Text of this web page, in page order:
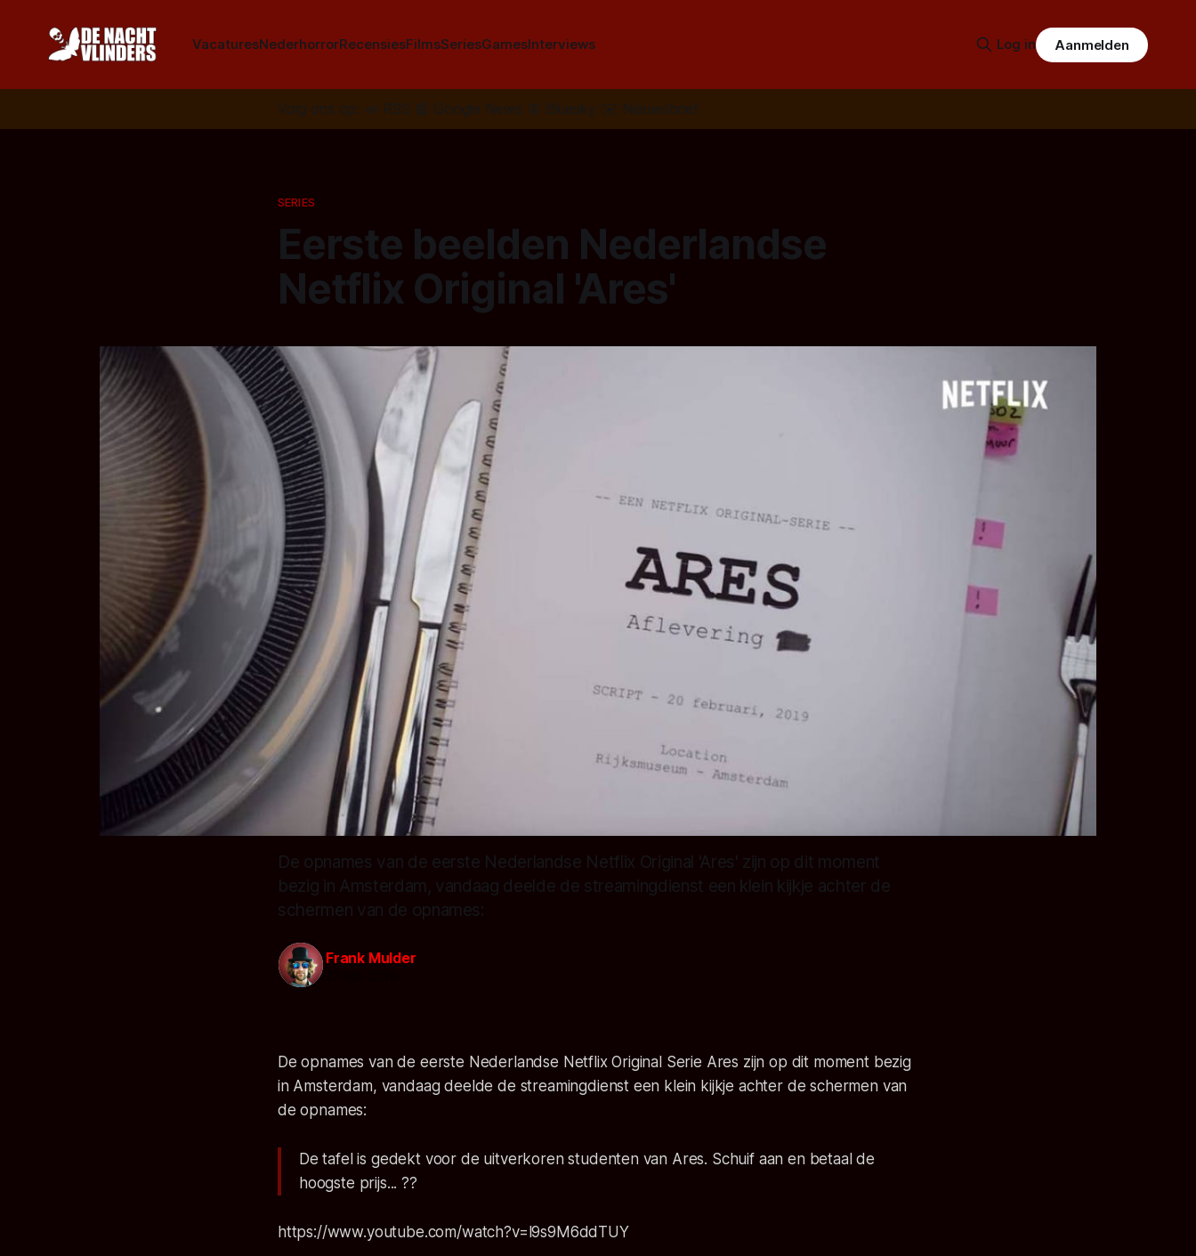
VacaturesNederhorrorRecensiesFilmsSeriesGamesInterviews Log in Aanmelden
Volg ons op: 📣 RSS 📰 Google News 🦋 Bluesky ✉️ Nieuwsbrief
SERIES
Eerste beelden Nederlandse
Netflix Original 'Ares'
De opnames van de eerste Nederlandse Netflix Original 'Ares' zijn op dit moment
bezig in Amsterdam, vandaag deelde de streamingdienst een klein kijkje achter de
schermen van de opnames:
Frank Mulder
De opnames van de eerste Nederlandse Netflix Original Serie Ares zijn op dit moment bezig
in Amsterdam, vandaag deelde de streamingdienst een klein kijkje achter de schermen van
de opnames:
De tafel is gedekt voor de uitverkoren studenten van Ares. Schuif aan en betaal de
hoogste prijs... ??
https://www.youtube.com/watch?v=l9s9M6ddTUY